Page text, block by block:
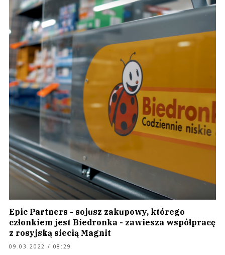
Epic Partners - sojusz zakupowy, którego
członkiem jest Biedronka - zawiesza współpracę
z rosyjską siecią Magnit
09.03.2022 / 08:29